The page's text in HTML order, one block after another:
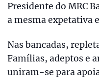
Presidente do MRC
a mesma expetativa
Nas bancadas,
Famílias, adeptos e
uniram-se para